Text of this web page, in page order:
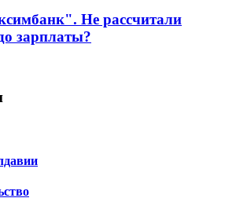
Не рассчитали
зарплаты?